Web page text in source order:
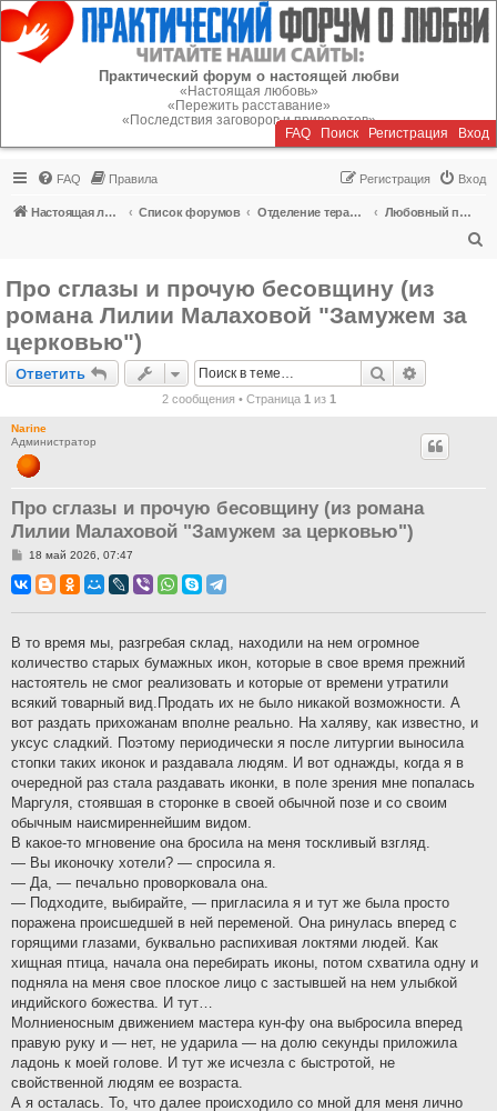
Регистрация
Практический форум о настоящей любви
«Настоящая любовь»
«Пережить расставание»
«Последствия заговоров и приворотов»
FAQ Поиск Регистрация Вход
FAQ Правила Вход
Регистрация
Настоящая любовь Список форумов Отделение терапии
Любовный приворот, заговор, гадания
Про сглазы и прочую бесовщину (из
романа Лилии Малаховой "Замужем за
церковью")
Ответить
Ответить Поиск
2 сообщения • Страница 1 из 1
Narine
Администратор
Про сглазы и прочую бесовщину (из романа
Лилии Малаховой "Замужем за церковью")
С
о
б
и
е
18 май 2026, 07:47
В то время мы, разгребая склад, находили на нем огромное
количество старых бумажных икон, которые в свое время прежний
настоятель не смог реализовать и которые от времени утратили
всякий товарный вид.Продать их не было никакой возможности. А
вот раздать прихожанам вполне реально. На халяву, как известно, и
уксус сладкий. Поэтому периодически я после литургии выносила
стопки таких иконок и раздавала людям. И вот однажды, когда я в
очередной раз стала раздавать иконки, в поле зрения мне попалась
Маргуля, стоявшая в сторонке в своей обычной позе и со своим
обычным наисмиреннейшим видом.
В какое-то мгновение она бросила на меня тоскливый взгляд.
— Вы иконочку хотели? — спросила я.
— Да, — печально проворковала она.
— Подходите, выбирайте, — пригласила я и тут же была просто
поражена происшедшей в ней переменой. Она ринулась вперед с
горящими глазами, буквально распихивая локтями людей. Как
хищная птица, начала она перебирать иконы, потом схватила одну и
подняла на меня свое плоское лицо с застывшей на нем улыбкой
индийского божества. И тут…
Молниеносным движением мастера кун-фу она выбросила вперед
правую руку и — нет, не ударила — на долю секунды приложила
ладонь к моей голове. И тут же исчезла с быстротой, не
свойственной людям ее возраста.
А я осталась. То, что далее происходило со мной для меня лично